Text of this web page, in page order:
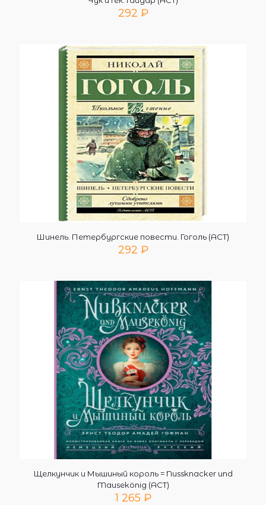
292 ₽
Шинель. Петербургские повести. Гоголь (АСТ)
292 ₽
Щелкунчик и Мышиный король = Nussknacker und
Mausekönig (АСТ)
1 265 ₽